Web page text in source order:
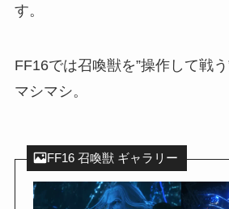
す。
FF16では召喚獣を”操作して戦
マシマシ。
FF16 召喚獣 ギャラリー